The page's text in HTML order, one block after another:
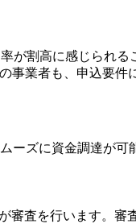
割高に感じられ
業者も、申込要件
ズに資金調達が可
査を行います。